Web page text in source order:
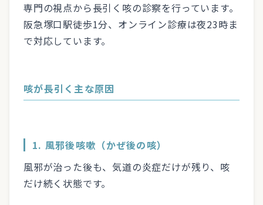
専門の視点から長引く咳の診察を行っています。
阪急塚口駅徒歩1分、オンライン診療は夜23時ま
で対応しています。
咳が長引く主な原因
1. 風邪後咳嗽（かぜ後の咳）
風邪が治った後も、気道の炎症だけが残り、咳
だけ続く状態です。